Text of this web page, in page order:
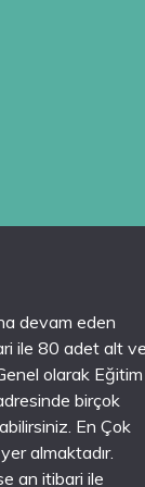
devam eden
ile 80 adet alt
olarak Eğitim
birçok
En Çok
almaktadır.
an itibari ile